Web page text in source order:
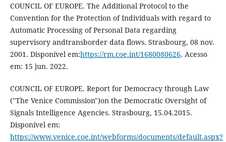
COUNCIL OF EUROPE. The Additional Protocol to the
Convention for the Protection of Individuals with regard to
Automatic Processing of Personal Data regarding
supervisory andtransborder data flows. Strasbourg, 08 nov.
2001. Disponível em:https://rm.coe.int/1680080626. Acesso
em: 15 jun. 2022.
COUNCIL OF EUROPE. Report for Democracy through Law
("The Venice Commission")on the Democratic Oversight of
Signals Intelligence Agencies. Strasbourg, 15.04.2015.
Disponível em:
https://www.venice.coe.int/webforms/documents/default.aspx?